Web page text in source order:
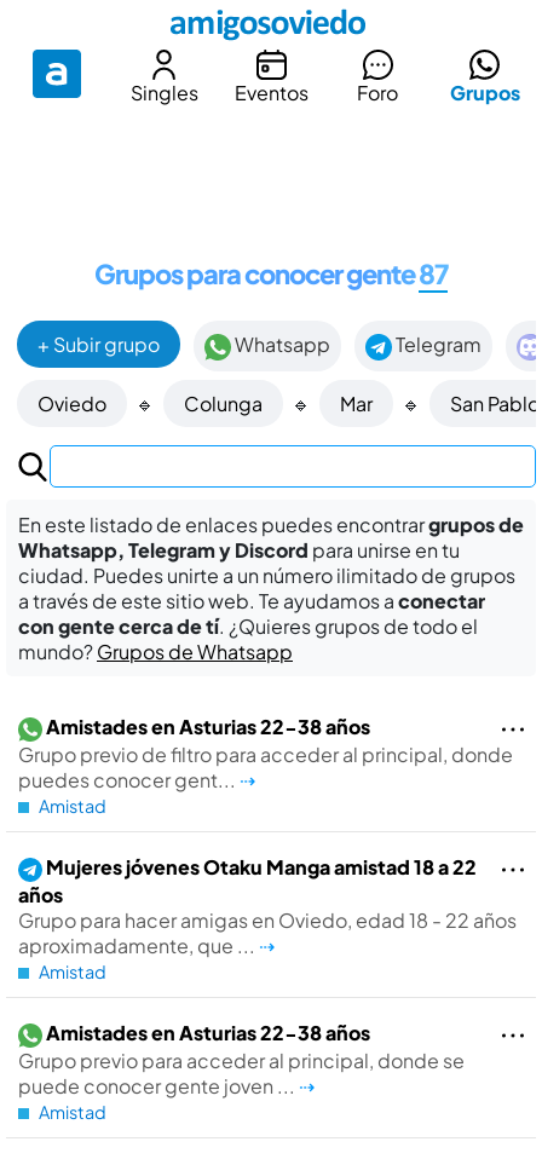
Singles Eventos Foro Grupos
Grupos para conocer gente87
+ Subir grupo Whatsapp Telegram
Oviedo 🔹 Colunga 🔹 Mar 🔹 San Pablo
En este listado de enlaces puedes encontrargrupos de
Whatsapp, Telegram y Discord para unirse en tu
ciudad. Puedes unirte a un número ilimitado de grupos
a través de este sitio web. Te ayudamos aconectar
con gente cerca de tí. ¿Quieres grupos de todo el
mundo?Grupos de Whatsapp
Amistades en Asturias 22-38 años
Grupo previo de filtro para acceder al principal, donde
puedes conocer gent... ⇢
Amistad
Mujeres jóvenes Otaku Manga amistad 18 a 22
años
Grupo para hacer amigas en Oviedo, edad 18 - 22 años
aproximadamente, que ... ⇢
Amistad
Amistades en Asturias 22-38 años
Grupo previo para acceder al principal, donde se
puede conocer gente joven ... ⇢
Amistad